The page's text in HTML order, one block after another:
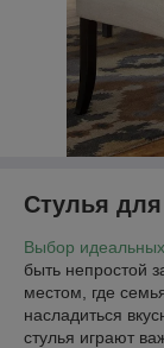
Стулья для
Выбор
быть непростой
местом, где
насладиться
стулья играют